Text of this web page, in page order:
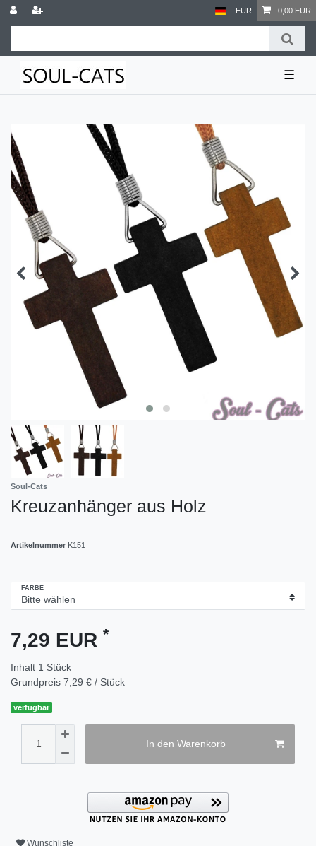
EUR 0,00 EUR
☰
Soul-Cats
Kreuzanhänger aus Holz
Artikelnummer K151
FARBE
7,29 EUR *
Inhalt 1 Stück
Grundpreis 7,29 € / Stück
verfügbar
In den Warenkorb
Wunschliste